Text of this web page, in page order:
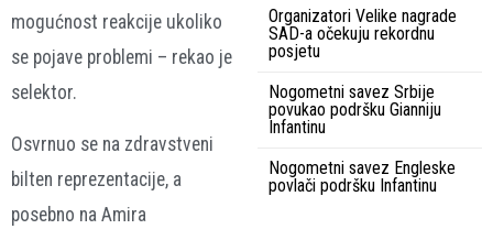
mogućnost reakcije ukoliko
se pojave problemi – rekao je
selektor.
Osvrnuo se na zdravstveni
bilten reprezentacije, a
posebno na Amira
Organizatori Velike nagrade
SAD-a očekuju rekordnu
posjetu
Nogometni savez Srbije
povukao podršku Gianniju
Infantinu
Nogometni savez Engleske
povlači podršku Infantinu